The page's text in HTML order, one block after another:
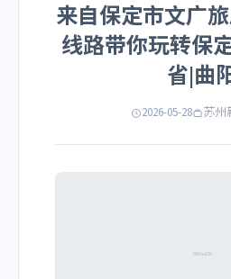
来自保定市文广
线路带你玩转保
省|曲
2026-05-28 苏州